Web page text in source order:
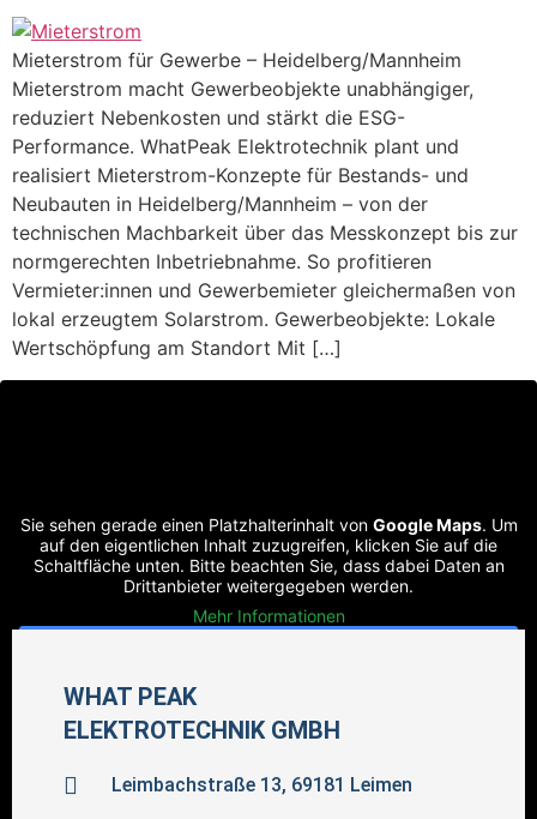
Mieterstrom für Gewerbe – Heidelberg/Mannheim
Mieterstrom macht Gewerbeobjekte unabhängiger,
reduziert Nebenkosten und stärkt die ESG-
Performance. WhatPeak Elektrotechnik plant und
realisiert Mieterstrom-Konzepte für Bestands- und
Neubauten in Heidelberg/Mannheim – von der
technischen Machbarkeit über das Messkonzept bis zur
normgerechten Inbetriebnahme. So profitieren
Vermieter:innen und Gewerbemieter gleichermaßen von
lokal erzeugtem Solarstrom. Gewerbeobjekte: Lokale
Wertschöpfung am Standort Mit […]
Sie sehen gerade einen Platzhalterinhalt von Google Maps. Um
auf den eigentlichen Inhalt zuzugreifen, klicken Sie auf die
Schaltfläche unten. Bitte beachten Sie, dass dabei Daten an
Drittanbieter weitergegeben werden.
Mehr Informationen
Erforderlichen Service akzeptieren und Inhalte
entsperren
WHAT PEAK
ELEKTROTECHNIK GMBH
Leimbachstraße 13, 69181 Leimen